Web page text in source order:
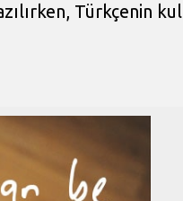
Türkçenin